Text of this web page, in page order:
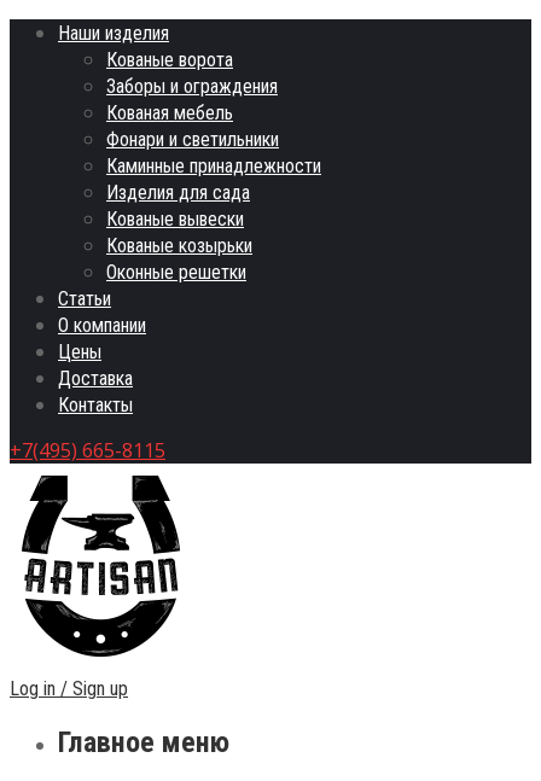
Наши изделия
Кованые ворота
Заборы и ограждения
Кованая мебель
Фонари и светильники
Каминные принадлежности
Изделия для сада
Кованые вывески
Кованые козырьки
Оконные решетки
Статьи
О компании
Цены
Доставка
Контакты
+7(495) 665-8115
Log in / Sign up
Главное меню